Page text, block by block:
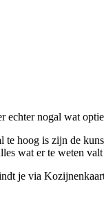
nogal wat
te hoog is zijn de
wat er te weten
je via